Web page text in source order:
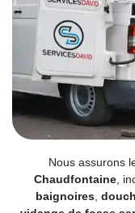
Nous assurons
Chaudfontaine,
baignoires,